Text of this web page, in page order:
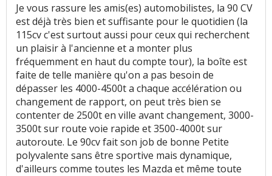
Je vous rassure les amis(es) automobilistes, la 90 CV
est déjà très bien et suffisante pour le quotidien (la
115cv c'est surtout aussi pour ceux qui recherchent
un plaisir à l'ancienne et a monter plus
fréquemment en haut du compte tour), la boîte est
faite de telle manière qu'on a pas besoin de
dépasser les 4000-4500t a chaque accélération ou
changement de rapport, on peut très bien se
contenter de 2500t en ville avant changement, 3000-
3500t sur route voie rapide et 3500-4000t sur
autoroute. Le 90cv fait son job de bonne Petite
polyvalente sans être sportive mais dynamique,
d'ailleurs comme toutes les Mazda et même toute